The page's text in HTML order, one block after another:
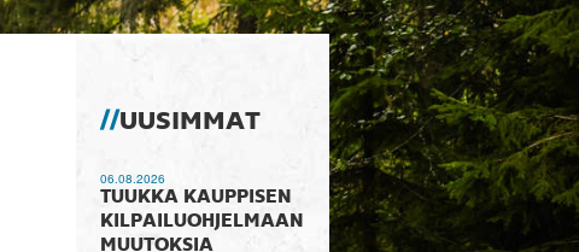
UUSIMMAT
06.08.2026
TUUKKA KAUPPISEN
KILPAILUOHJELMAAN
MUUTOKSIA